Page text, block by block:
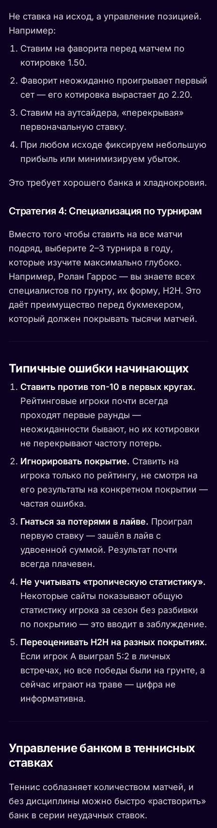
Не ставка на исход, а управление позицией.
Например:
Ставим на фаворита перед матчем по
котировке 1.50.
Фаворит неожиданно проигрывает первый
сет — его котировка вырастает до 2.20.
Ставим на аутсайдера, «перекрывая»
первоначальную ставку.
При любом исходе фиксируем небольшую
прибыль или минимизируем убыток.
Это требует хорошего банка и хладнокровия.
Стратегия 4: Специализация по турнирам
Вместо того чтобы ставить на все матчи
подряд, выберите 2–3 турнира в году,
которые изучите максимально глубоко.
Например, Ролан Гаррос — вы знаете всех
специалистов по грунту, их форму, H2H. Это
даёт преимущество перед букмекером,
который должен покрывать тысячи матчей.
Типичные ошибки начинающих
Ставить против топ-10 в первых кругах.
Рейтинговые игроки почти всегда
проходят первые раунды —
неожиданности бывают, но их котировки
не перекрывают частоту потерь.
Игнорировать покрытие. Ставить на
игрока только по рейтингу, не смотря на
его результаты на конкретном покрытии —
частая ошибка.
Гнаться за потерями в лайве. Проиграл
первую ставку — зашёл в лайв с
удвоенной суммой. Результат почти
всегда плачевен.
Не учитывать «тропическую статистику».
Некоторые сайты показывают общую
статистику игрока за сезон без разбивки
по покрытию — это вводит в заблуждение.
Переоценивать H2H на разных покрытиях.
Если игрок A выиграл 5:2 в личных
встречах, но все победы были на грунте, а
сейчас играют на траве — цифра не
информативна.
Управление банком в теннисных
ставках
Теннис соблазняет количеством матчей, и
без дисциплины можно быстро «растворить»
банк в серии неудачных ставок.